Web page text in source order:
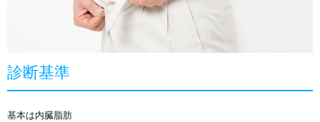
診断基準
基本は内臓脂肪